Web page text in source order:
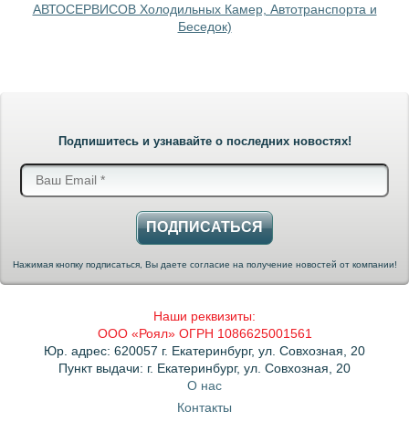
АВТОСЕРВИСОВ Холодильных Камер, Автотранспорта и
Беседок)
Подпишитесь и узнавайте о последних новостях!
ПОДПИСАТЬСЯ
Нажимая кнопку подписаться, Вы даете согласие на получение новостей от компании!
Наши реквизиты:
ООО «Роял» ОГРН 1086625001561
Юр. адрес: 620057 г. Екатеринбург, ул. Совхозная, 20
Пункт выдачи: г. Екатеринбург, ул. Совхозная, 20
О нас
Контакты